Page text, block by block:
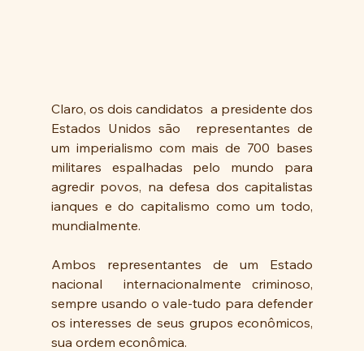
Claro, os dois candidatos  a presidente dos
Estados Unidos são  representantes de
um imperialismo com mais de 700 bases
militares espalhadas pelo mundo para
agredir povos, na defesa dos capitalistas
ianques e do capitalismo como um todo,
mundialmente.
Ambos representantes de um Estado
nacional  internacionalmente criminoso,
sempre usando o vale-tudo para defender
os interesses de seus grupos econômicos,
sua ordem econômica.